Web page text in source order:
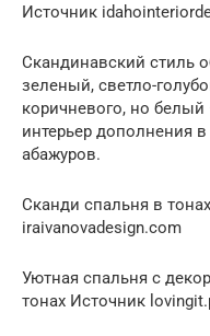
Источник
Скандинавский стиль
зеленый, светло-
коричневого, но
интерьер дополнения
абажуров.
Сканди спальня в
iraivanovadesign.com
Уютная спальня с
тонах Источник